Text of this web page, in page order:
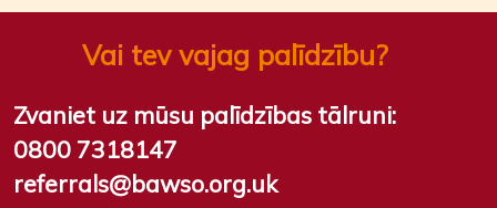
Vai tev vajag palīdzību?
Zvaniet uz mūsu palīdzības tālruni:
0800 7318147
referrals@bawso.org.uk